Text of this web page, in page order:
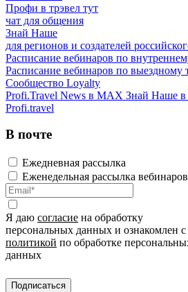
Профи в трэвел тут
чат для общения
Знай Наше
для регионов и создателей
Расписание вебинаров по
Расписание вебинаров по выездному
Сообщество Loyalty
Profi.Travel News в MAX Знай Наше
Profi.travel
В почте
Ежедневная рассылка
Еженедельная рассылка вебинаров
Я даю согласие на обработку
персональных данных и ознакомлен с
политикой по обработке
данных
Подписаться